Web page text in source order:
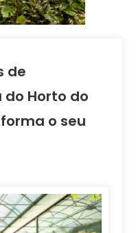
de
Horto do
o seu